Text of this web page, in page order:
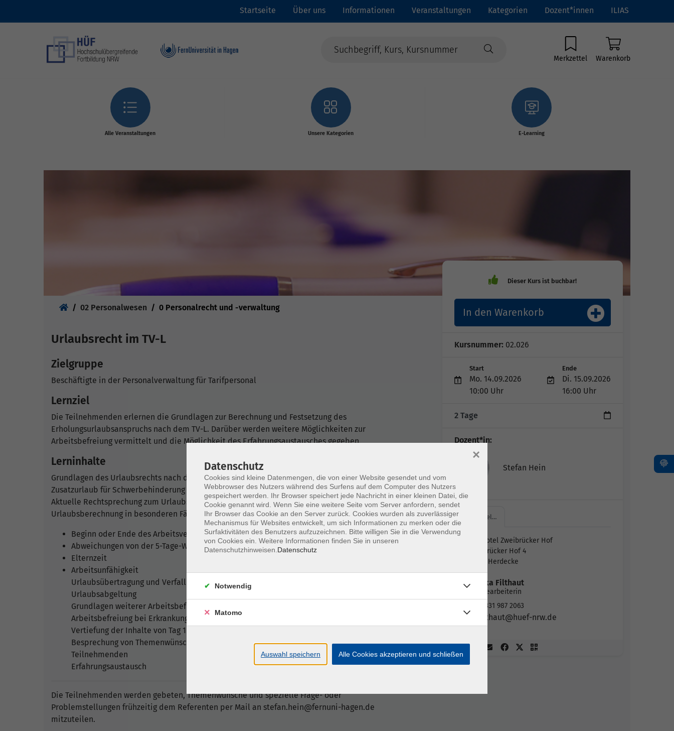
Startseite Über uns Informationen Veranstaltungen Kategorien Dozent*innen ILIAS
Merkzettel Warenkorb
Alle Veranstaltungen Unsere Kategorien E-Learning
02 Personalwesen 0 Personalrecht und -verwaltung
Urlaubsrecht im TV-L
Zielgruppe
Beschäftigte in der Personalverwaltung für Tarifpersonal
Lernziel
Die Teilnehmenden erlernen die Grundlagen zur Berechnung und Festsetzung des
Erholungsurlaubsanspruchs nach dem TV-L. Darüber werden weitere Möglichkeiten zur
Arbeitsbefreiung vermittelt und die Möglichkeit des Erfahrungsaustausches gegeben.
Lerninhalte
Grundlagen des Urlaubsrechts nach dem BUrlG und dem TV-L
Zusatzurlaub für Schwerbehinderung
Aktuelle Rechtsprechung zum Urlaubsrecht
Urlaubsberechnung in besonderen Fällen anhand zahlreicher Fallbeispiele z.B. bei
Beginn oder Ende des Arbeitsverhältnisses im Kalenderjahr
Abweichungen von der 5-Tage-Woche
Elternzeit
Arbeitsunfähigkeit
Urlaubsübertragung und Verfall
Urlaubsabgeltung
Grundlagen weiterer Arbeitsbefreiungen wie bspw. Sonderurlaub, Bildungsurlaub,
Arbeitsbefreiung bei Erkrankung des Kindes
Vertiefung der Inhalte von Tag 1 anhand zahlreicher Fallbeispiele
Besprechung von Themenwünschen und speziellen Frage- oder Problemstellungen der
Teilnehmenden
Erfahrungsaustausch
Die Teilnehmenden werden gebeten, Themenwünsche und spezielle Frage- oder
Problemstellungen frühzeitig dem Referenten per Mail an stefan.hein@fernuni-hagen.de
mitzuteilen.
In den Warenkorb
Kursnummer: 02.026
Start
Mo. 14.09.2026
10:00 Uhr
Ende
Di. 15.09.2026
16:00 Uhr
2 Tage
Dozent*in:
Stefan Hein
Ringhotel…
Ringhotel Zweibrücker Hof
Zweibrücker Hof 4
58313 Herdecke
Monika Filthaut
Sachbearbeiterin
02331 987 2063
filthaut@huef-nrw.de
Datenschutz
Cookies sind kleine Datenmengen, die von einer Website gesendet und vom
Webbrowser des Nutzers während des Surfens auf dem Computer des Nutzers
gespeichert werden. Ihr Browser speichert jede Nachricht in einer kleinen Datei, die
Cookie genannt wird. Wenn Sie eine weitere Seite vom Server anfordern, sendet
Ihr Browser das Cookie an den Server zurück. Cookies wurden als zuverlässiger
Mechanismus für Websites entwickelt, um sich Informationen zu merken oder die
Surfaktivitäten des Benutzers aufzuzeichnen. Bitte willigen Sie in die Verwendung
von Cookies ein. Weitere Informationen finden Sie in unseren
Datenschutzhinweisen. Datenschutz
×
Notwendig
Matomo
Auswahl speichern Alle Cookies akzeptieren und schließen